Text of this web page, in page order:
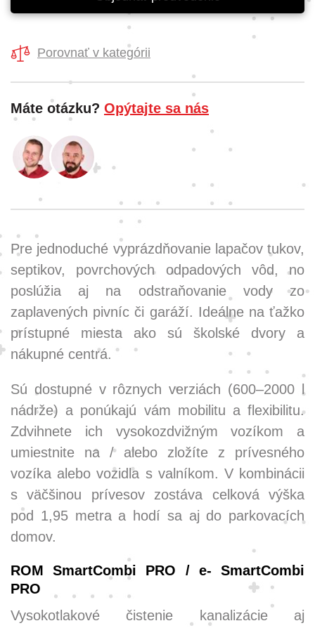
Porovnať v kategórii
Máte otázku? Opýtajte sa nás
Pre jednoduché vyprázdňovanie lapačov tukov,
septikov, povrchových odpadových vôd, no
poslúžia aj na odstraňovanie vody zo
zaplavených pivníc či garáží. Ideálne na ťažko
prístupné miesta ako sú školské dvory a
nákupné centrá.
Sú dostupné v rôznych verziách (600–2000 l
nádrže) a ponúkajú vám mobilitu a flexibilitu.
Zdvihnete ich vysokozdvižným vozíkom a
umiestnite na / alebo zložíte z prívesného
vozíka alebo vozidla s valníkom. V kombinácii
s väčšinou prívesov zostáva celková výška
pod 1,95 metra a hodí sa aj do parkovacích
domov.
ROM SmartCombi PRO / e- SmartCombi
PRO
Vysokotlakové čistenie kanalizácie aj